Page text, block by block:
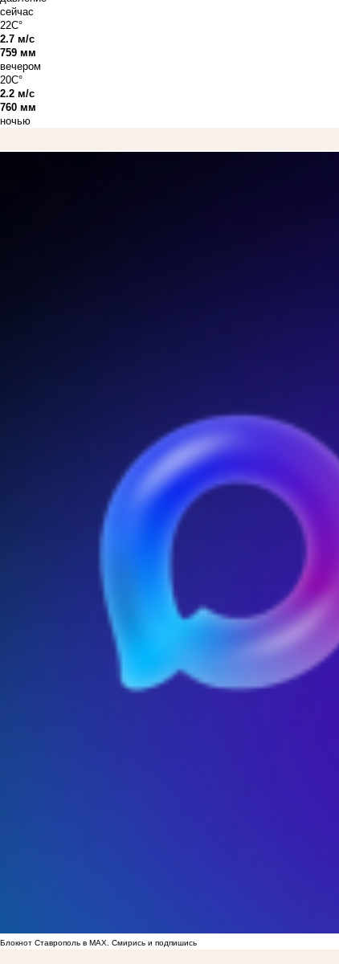
сейчас
22C°
2.7 м/с
759 мм
вечером
20C°
2.2 м/с
760 мм
ночью
Блокнот Ставрополь в MAX. Смирись и подпишись